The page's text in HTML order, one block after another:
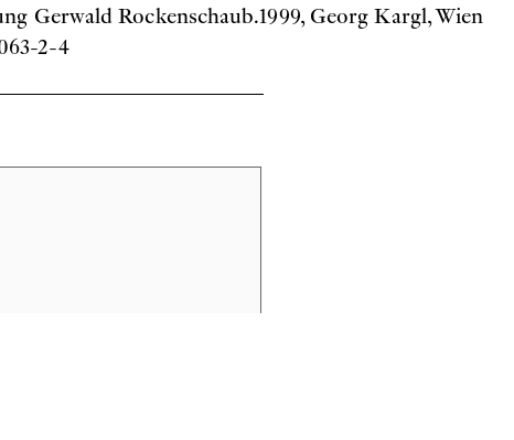
Gerwald Rockenschaub.1999, Georg Kargl, Wien
2-4